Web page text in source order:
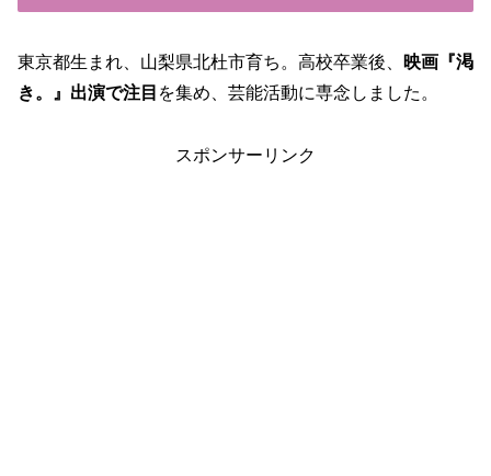
東京都生まれ、山梨県北杜市育ち。高校卒業後、
映画『渇
き。』出演で注目 を集め、芸能活動に専念しました。
スポンサーリンク